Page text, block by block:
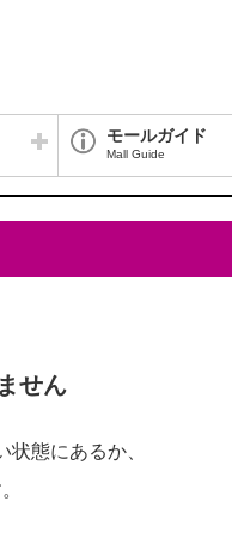
モールガイド
Mall Guide
せん
態にあるか、